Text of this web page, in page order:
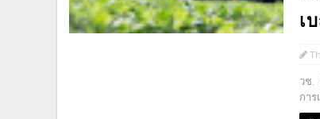
เ
วช.
กา